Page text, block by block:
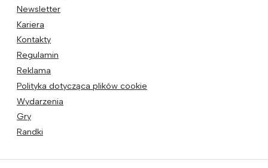
Newsletter
Kariera
Kontakty
Regulamin
Reklama
Polityka dotycząca plików cookie
Wydarzenia
Gry
Randki